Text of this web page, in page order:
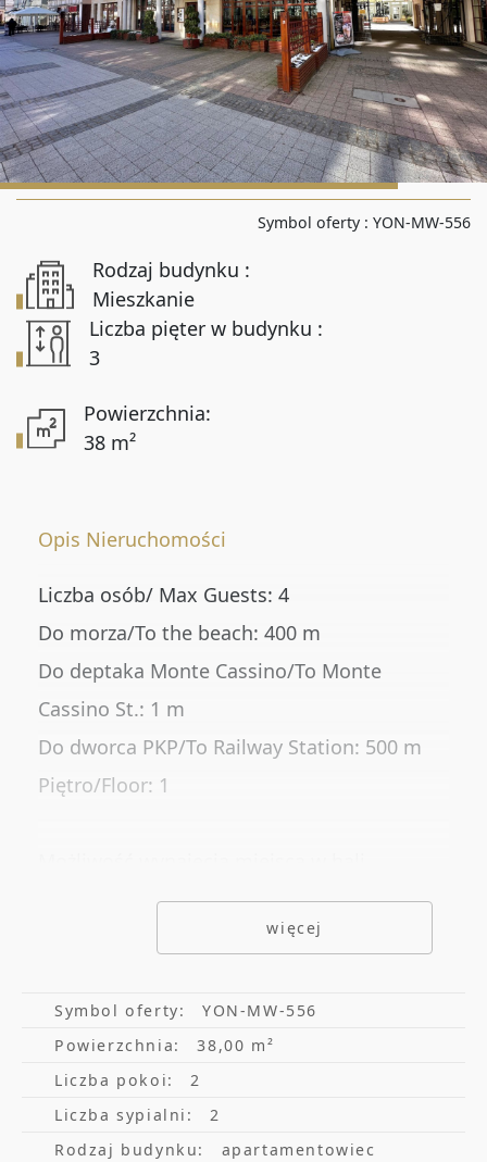
Liczba pokoi od
Liczba pokoi do
Powierzchnia do
Rynekwtórny
Rynekpierwotny
Oferty ze zdjęciem
Symbol oferty : YON-MW-556
Rodzaj budynku :
Mieszkanie
Liczba pięter w budynku :
3
Powierzchnia:
38 m²
Opis Nieruchomości
Liczba osób/ Max Guests: 4
Do morza/To the beach: 400 m
Do deptaka Monte Cassino/To Monte
Cassino St.: 1 m
Do dworca PKP/To Railway Station: 500 m
Piętro/Floor: 1
garażowej na poziomie -1 z dostępem windą
Winda, Balkon na Monte Cassino, Ochrona.
OPIS
Salon z Aneksem Kuchennym,
więcej
Symbol oferty:
YON-MW-556
Powierzchnia:
38,00 m²
Liczba pokoi:
2
Liczba sypialni:
2
Rodzaj budynku:
apartamentowiec